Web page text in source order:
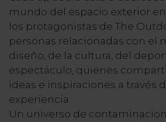
mundo del espacio exterior
los protagonistas de The
personas relacionadas con el
diseño, de la cultura, del
espectáculo, quienes
ideas e inspiraciones a través
experiencia.
Un universo de